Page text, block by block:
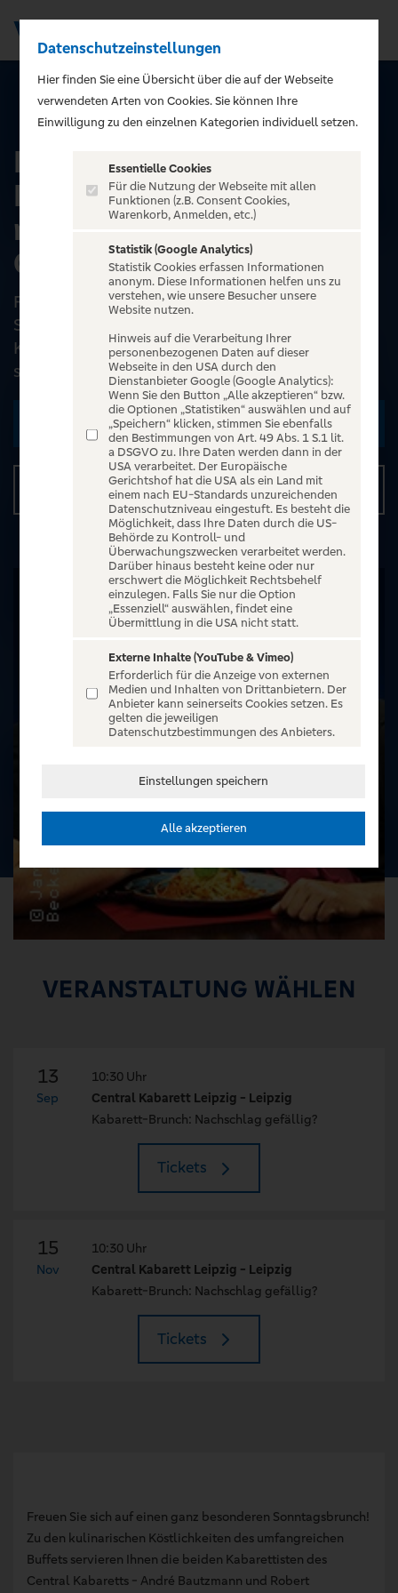
ALLE EVENTS
Kabarett-Brunch:
Nachschlag gefällig? -
mit Bautzmann und
Günschmann
Freuen Sie sich auf einen ganz besonderen
Sonntagsbrunch! Zu den kulinarischen
Köstlichkeiten des umfangreichen Buffets
servieren Ihnen die beiden Kab...
Zu den Terminen
Details
VERANSTALTUNG WÄHLEN
13
Sep
10:30 Uhr
Central Kabarett Leipzig - Leipzig
Kabarett-Brunch: Nachschlag gefällig?
Tickets
15
Nov
10:30 Uhr
Central Kabarett Leipzig - Leipzig
Kabarett-Brunch: Nachschlag gefällig?
Tickets
Freuen Sie sich auf einen ganz besonderen Sonntagsbrunch!
Zu den kulinarischen Köstlichkeiten des umfangreichen
Buffets servieren Ihnen die beiden Kabarettisten des
Central Kabaretts - André Bautzmann und Robert
Datenschutzeinstellungen
Hier finden Sie eine Übersicht über die auf der Webseite
verwendeten Arten von Cookies. Sie können Ihre
Einwilligung zu den einzelnen Kategorien individuell setzen.
Essentielle Cookies
Für die Nutzung der Webseite mit allen
Funktionen (z.B. Consent Cookies,
Warenkorb, Anmelden, etc.)
Statistik (Google Analytics)
Statistik Cookies erfassen Informationen
anonym. Diese Informationen helfen uns zu
verstehen, wie unsere Besucher unsere
Website nutzen.
Hinweis auf die Verarbeitung Ihrer
personenbezogenen Daten auf dieser
Webseite in den USA durch den
Dienstanbieter Google (Google Analytics):
Wenn Sie den Button „Alle akzeptieren“ bzw.
die Optionen „Statistiken“ auswählen und auf
„Speichern“ klicken, stimmen Sie ebenfalls
den Bestimmungen von Art. 49 Abs. 1 S.1 lit.
a DSGVO zu. Ihre Daten werden dann in der
USA verarbeitet. Der Europäische
Gerichtshof hat die USA als ein Land mit
einem nach EU-Standards unzureichenden
Datenschutzniveau eingestuft. Es besteht die
Möglichkeit, dass Ihre Daten durch die US-
Behörde zu Kontroll- und
Überwachungszwecken verarbeitet werden.
Darüber hinaus besteht keine oder nur
erschwert die Möglichkeit Rechtsbehelf
einzulegen. Falls Sie nur die Option
„Essenziell“ auswählen, findet eine
Übermittlung in die USA nicht statt.
Externe Inhalte (YouTube & Vimeo)
Erforderlich für die Anzeige von externen
Medien und Inhalten von Drittanbietern. Der
Anbieter kann seinerseits Cookies setzen. Es
gelten die jeweiligen
Datenschutzbestimmungen des Anbieters.
Einstellungen speichern
Alle akzeptieren